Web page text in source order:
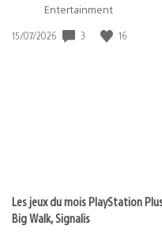
Entertainment
Date
15/07/2026 3 16
Les jeux du mois PlayStation
Big Walk, Signalis